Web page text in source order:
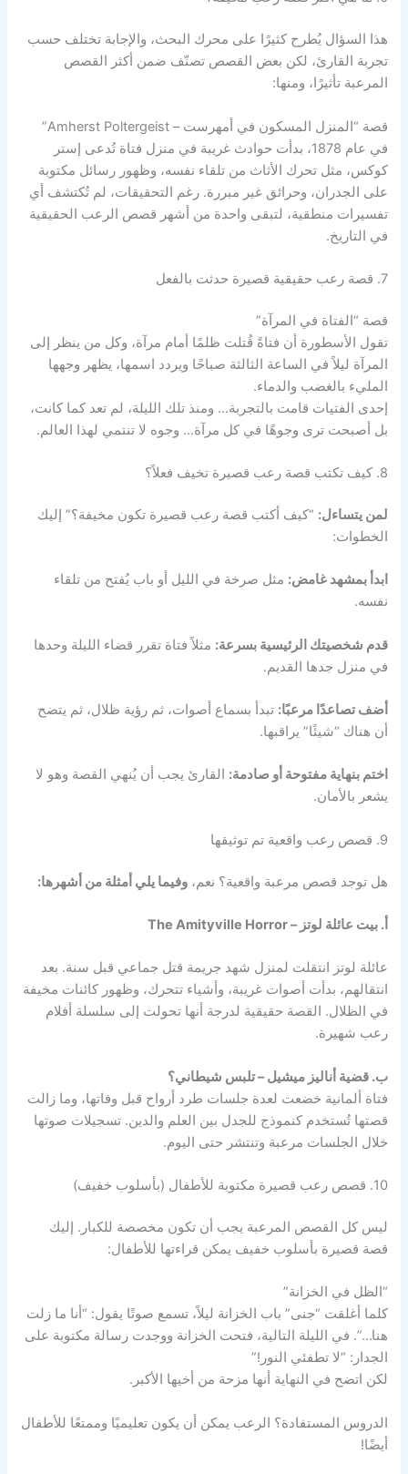
هذا السؤال يُطرح كثيرًا على محرك البحث، والإجابة تختلف حسب
تجربة القارئ، لكن بعض القصص تصنّف ضمن أكثر القصص
المرعبة تأثيرًا، ومنها:
قصة “المنزل المسكون في أمهرست – Amherst Poltergeist”
في عام 1878، بدأت حوادث غريبة في منزل فتاة تُدعى إستر
كوكس، مثل تحرك الأثاث من تلقاء نفسه، وظهور رسائل مكتوبة
على الجدران، وحرائق غير مبررة. رغم التحقيقات، لم تُكتشف أي
تفسيرات منطقية، لتبقى واحدة من أشهر قصص الرعب الحقيقية
في التاريخ.
7. قصة رعب حقيقية قصيرة حدثت بالفعل
قصة “الفتاة في المرآة”
تقول الأسطورة أن فتاةً قُتلت ظلمًا أمام مرآة، وكل من ينظر إلى
المرآة ليلاً في الساعة الثالثة صباحًا ويردد اسمها، يظهر وجهها
المليء بالغضب والدماء.
إحدى الفتيات قامت بالتجربة… ومنذ تلك الليلة، لم تعد كما كانت،
بل أصبحت ترى وجوهًا في كل مرآة… وجوه لا تنتمي لهذا العالم.
8. كيف تكتب قصة رعب قصيرة تخيف فعلاً؟
لمن يتساءل: “كيف أكتب قصة رعب قصيرة تكون مخيفة؟” إليك
الخطوات:
ابدأ بمشهد غامض: مثل صرخة في الليل أو باب يُفتح من تلقاء
نفسه.
قدم شخصيتك الرئيسية بسرعة: مثلاً فتاة تقرر قضاء الليلة وحدها
في منزل جدها القديم.
أضف تصاعدًا مرعبًا: تبدأ بسماع أصوات، ثم رؤية ظلال، ثم يتضح
أن هناك “شيئًا” يراقبها.
اختم بنهاية مفتوحة أو صادمة: القارئ يجب أن يُنهي القصة وهو لا
يشعر بالأمان.
9. قصص رعب واقعية تم توثيقها
هل توجد قصص مرعبة واقعية؟ نعم،وفيما يلي أمثلة من أشهرها:
أ. بيت عائلة لوتز – The Amityville Horror
عائلة لوتز انتقلت لمنزل شهد جريمة قتل جماعي قبل سنة. بعد
انتقالهم، بدأت أصوات غريبة، وأشياء تتحرك، وظهور كائنات مخيفة
في الظلال. القصة حقيقية لدرجة أنها تحولت إلى سلسلة أفلام
رعب شهيرة.
ب. قضية أناليز ميشيل – تلبس شيطاني؟
فتاة ألمانية خضعت لعدة جلسات طرد أرواح قبل وفاتها، وما زالت
قصتها تُستخدم كنموذج للجدل بين العلم والدين. تسجيلات صوتها
خلال الجلسات مرعبة وتنتشر حتى اليوم.
10. قصص رعب قصيرة مكتوبة للأطفال (بأسلوب خفيف)
ليس كل القصص المرعبة يجب أن تكون مخصصة للكبار. إليك
قصة قصيرة بأسلوب خفيف يمكن قراءتها للأطفال:
“الظل في الخزانة”
كلما أغلقت “جنى” باب الخزانة ليلاً، تسمع صوتًا يقول: “أنا ما زلت
هنا…”. في الليلة التالية، فتحت الخزانة ووجدت رسالة مكتوبة على
الجدار: “لا تطفئي النور!”
لكن اتضح في النهاية أنها مزحة من أخيها الأكبر.
الدروس المستفادة؟ الرعب يمكن أن يكون تعليميًا وممتعًا للأطفال
أيضًا!